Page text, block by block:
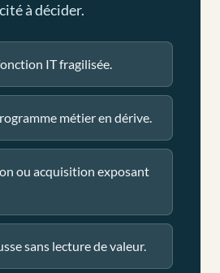
à décider.
IT fragilisée.
métier en dérive.
ou acquisition exposant
sans lecture de valeur.